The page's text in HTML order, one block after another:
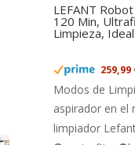
LEFANT
120 Min,
Limpieza,
259,99
Modos de
aspirador en el
limpiador